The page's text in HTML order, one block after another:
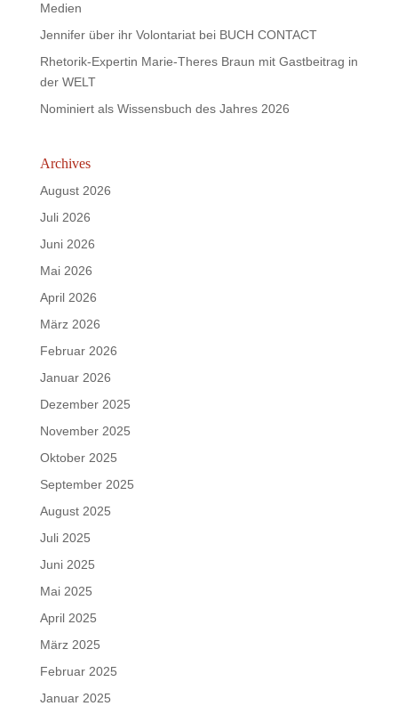
Medien
Jennifer über ihr Volontariat bei BUCH CONTACT
Rhetorik-Expertin Marie-Theres Braun mit Gastbeitrag in
der WELT
Nominiert als Wissensbuch des Jahres 2026
Archives
August 2026
Juli 2026
Juni 2026
Mai 2026
April 2026
März 2026
Februar 2026
Januar 2026
Dezember 2025
November 2025
Oktober 2025
September 2025
August 2025
Juli 2025
Juni 2025
Mai 2025
April 2025
März 2025
Februar 2025
Januar 2025